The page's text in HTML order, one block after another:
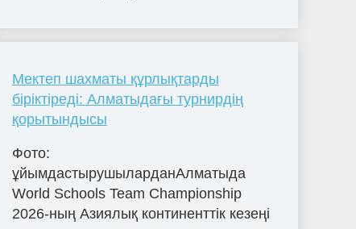
Мектеп шахматы құрлықтарды
біріктіреді: Алматыдағы турнирдің
қорытындысы
Фото:
ұйымдастырушыларданАлматыда
World Schools Team Championship
2026-ның Азиялық континенттік кезеңі